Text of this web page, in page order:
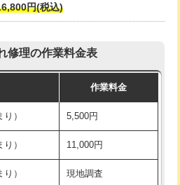
円(税込)
修理の作業料金表
作業料金
） 5,500円
） 11,000円
） 現地調査